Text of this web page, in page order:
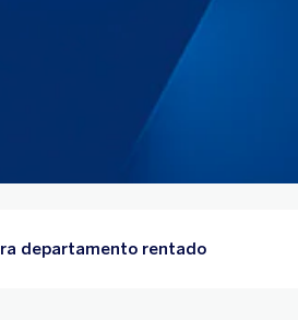
departamento rentado